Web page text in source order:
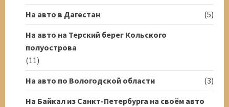
На авто в Дагестан
(5)
На авто на Терский берег Кольского
полуострова
(11)
На авто по Вологодской области
(3)
На Байкал из Санкт-Петербурга на своём авто